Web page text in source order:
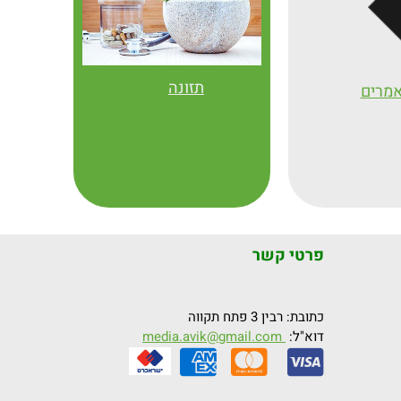
אפונה, עגבניות, בטטות, תפוחי אדמה, פירות יבשים (תאנים, שזיפים,
פול), דגנים מלאים (קינואה, כוסמת, חיטה מלאה, שיבולת שועל,
פקאן, זרעי חמנייה, גרעיני דלעת)המקור העשיר ביותר לברזל בעולם
החוביזה (בפרי עצמו)
ועוד) לשפר ספיגה.
(כגון תרד, עלים ירוקים כהים, בוטנים, קקאו, שוקולד, בטטות,
התססה או בישול
(תה, שוקולד, יין אדום) הפחתה של 60% בספיגה
קפאין (קפה, תה, קולה) הפחתה של 50% בספיגה
תזונה
פרטי קשר
כתובת: רבין 3 פתח תקווה
דוא"ל: